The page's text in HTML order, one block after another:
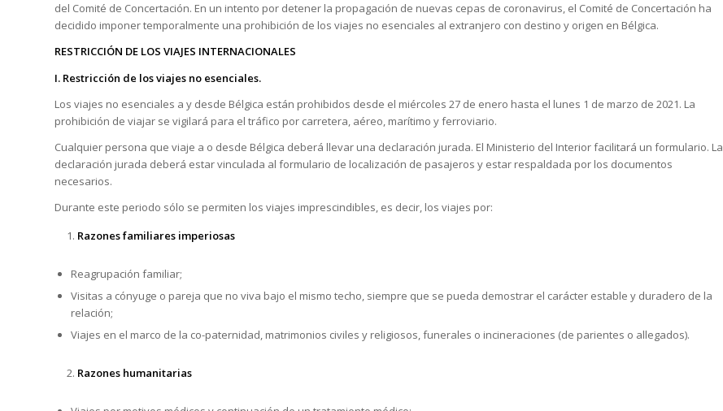
del Comité de Concertación. En un intento por detener la propagación de nuevas cepas de coronavirus, el Comité de Concertación ha
decidido imponer temporalmente una prohibición de los viajes no esenciales al extranjero con destino y origen en Bélgica.
RESTRICCIÓN DE LOS VIAJES INTERNACIONALES
I. Restricción de los viajes no esenciales.
Los viajes no esenciales a y desde Bélgica están prohibidos desde el miércoles 27 de enero hasta el lunes 1 de marzo de 2021. La
prohibición de viajar se vigilará para el tráfico por carretera, aéreo, marítimo y ferroviario.
Cualquier persona que viaje a o desde Bélgica deberá llevar una declaración jurada. El Ministerio del Interior facilitará un formulario. La
declaración jurada deberá estar vinculada al formulario de localización de pasajeros y estar respaldada por los documentos
necesarios.
Durante este periodo sólo se permiten los viajes imprescindibles, es decir, los viajes por:
Razones familiares imperiosas
Reagrupación familiar;
Visitas a cónyuge o pareja que no viva bajo el mismo techo, siempre que se pueda demostrar el carácter estable y duradero de la
relación;
Viajes en el marco de la co-paternidad, matrimonios civiles y religiosos, funerales o incineraciones (de parientes o allegados).
Razones humanitarias